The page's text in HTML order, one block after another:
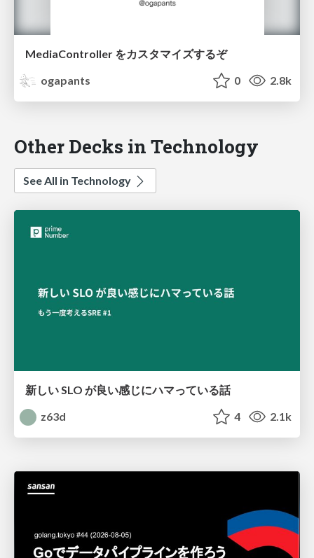
MediaController をカスタマイズするぞ
ogapants
0 2.8k
Other Decks in Technology
See All in Technology
新しい SLO が良い感じにハマっている話
z63d
4 2.1k